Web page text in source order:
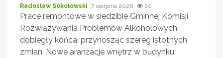
Radosław Sokołowski 7 sierpnia 2026 20
Prace remontowe w siedzibie Gminnej Komisji
Rozwiązywania Problemów Alkoholowych
dobiegły końca, przynosząc szereg istotnych
zmian. Nowe aranżacje wnętrz w budynku